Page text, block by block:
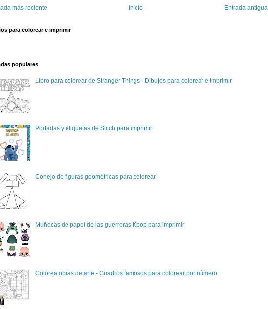
más reciente Entrada antigua
Inicio
para colorear e imprimir
populares
Libro para colorear de Stranger Things - Dibujos para colorear e imprimir
Portadas y etiquetas de Stitch para imprimir
Conejo de figuras geométricas para colorear
Muñecas de papel de las guerreras Kpop para imprimir
Colorea obras de arte - Cuadros famosos para colorear por número